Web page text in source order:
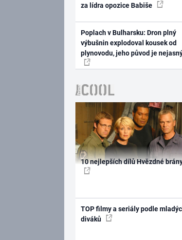
za lídra opozice Babiše
Poplach v Bulharsku: Dron plný
výbušnin explodoval kousek od
plynovodu, jeho původ je
10 nejlepších dílů Hvězdné
TOP filmy a seriály podle
diváků